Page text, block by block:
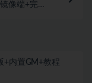
像端+完整
+内置GM+教程